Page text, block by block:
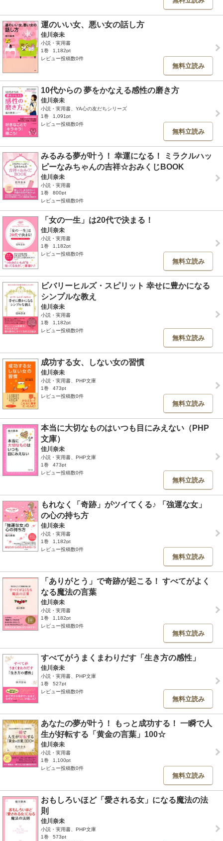
運のいい女、悪い女の話し方
佳川奈未
小説・実用書
1巻
1,182pt
レビュー投稿数0件
無料立読み
10代からの 夢をかなえる感性の磨き方
佳川奈未
小説・実用書、YA心の友だちシリーズ
1巻
1,091pt
レビュー投稿数0件
無料立読み
みるみる夢が叶う！ 幸運になる！ ミラクルハッ
ピーなみちゃんの吉祥☆おみくじBOOK
佳川奈未
小説・実用書
1巻
800pt
レビュー投稿数0件
「女の一生」は20代で決まる！
佳川奈未
小説・実用書
1巻
1,182pt
レビュー投稿数0件
無料立読み
ビバリーヒルズ・スピリット 幸せに豊かになる
シンプルな教え
佳川奈未
小説・実用書
1巻
1,182pt
レビュー投稿数0件
無料立読み
成功する女、しない女の習慣
佳川奈未
小説・実用書、PHP文庫
1巻
473pt
レビュー投稿数0件
無料立読み
本当に大切なものはいつも目にみえない（PHP
文庫）
佳川奈未
小説・実用書、PHP文庫
1巻
473pt
レビュー投稿数0件
無料立読み
もれなく「奇跡」がツイてくる♪ 「強運な女」
の心の持ち方
佳川奈未
小説・実用書
1巻
1,182pt
レビュー投稿数0件
無料立読み
「ありがとう」で奇跡が起こる！ すべてがよく
なる魔法の言葉
佳川奈未
小説・実用書
1巻
1,182pt
レビュー投稿数0件
無料立読み
すべてがうまくまわりだす「生き方の感性」
佳川奈未
小説・実用書、PHP文庫
1巻
527pt
レビュー投稿数0件
無料立読み
あなたの夢が叶う！ もっと成功する！ 一瞬で人
生が好転する「黄金の言葉」100☆
佳川奈未
小説・実用書
1巻
1,100pt
レビュー投稿数0件
無料立読み
おもしろいほど「愛される女」になる魔法の法
則
佳川奈未
小説・実用書、PHP文庫
1巻
573pt